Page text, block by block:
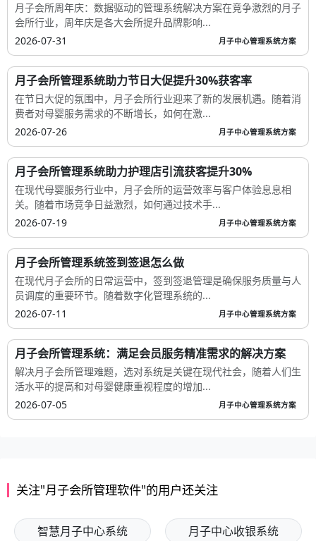
月子会所周年庆：数据驱动的管理系统解决方案在竞争激烈的月子
会所行业，周年庆是各大会所提升品牌影响...
2026-07-31
月子中心管理系统方案
月子会所管理系统助力节日大促提升30%获客率
在节日大促的氛围中，月子会所行业迎来了新的发展机遇。随着消
费者对母婴服务需求的不断增长，如何在激...
2026-07-26
月子中心管理系统方案
月子会所管理系统助力护理店引流获客提升30%
在现代母婴服务行业中，月子会所的运营效率与客户体验息息相
关。随着市场竞争日益激烈，如何通过技术手...
2026-07-19
月子中心管理系统方案
月子会所管理系统签到签退怎么做
在现代月子会所的日常运营中，签到签退管理是确保服务质量与人
员调度的重要环节。随着数字化管理系统的...
2026-07-11
月子中心管理系统方案
月子会所管理系统：满足会员服务精准需求的解决方案
解决月子会所管理难题，选对系统是关键在现代社会，随着人们生
活水平的提高和对母婴健康重视程度的增加...
2026-07-05
月子中心管理系统方案
关注"月子会所管理软件"的用户还关注
智慧月子中心系统 月子中心收银系统